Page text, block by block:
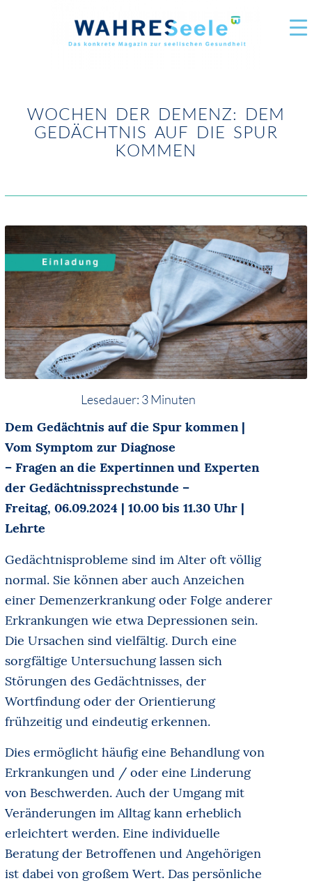
WOCHEN DER DEMENZ: DEM
GEDÄCHTNIS AUF DIE SPUR
KOMMEN
Lesedauer: 3Minuten
Dem Gedächtnis auf die Spur kommen |
Vom Symptom zur Diagnose
– Fragen an die Expertinnen und Experten
der Gedächtnissprechstunde –
Freitag, 06.09.2024 | 10.00 bis 11.30 Uhr |
Lehrte
Gedächtnisprobleme sind im Alter oft völlig
normal. Sie können aber auch Anzeichen
einer Demenzerkrankung oder Folge anderer
Erkrankungen wie etwa Depressionen sein.
Die Ursachen sind vielfältig. Durch eine
sorgfältige Untersuchung lassen sich
Störungen des Gedächtnisses, der
Wortfindung oder der Orientierung
frühzeitig und eindeutig erkennen.
Dies ermöglicht häufig eine Behandlung von
Erkrankungen und / oder eine Linderung
von Beschwerden. Auch der Umgang mit
Veränderungen im Alltag kann erheblich
erleichtert werden. Eine individuelle
Beratung der Betroffenen und Angehörigen
ist dabei von großem Wert. Das persönliche